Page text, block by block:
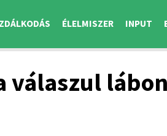
ÉLELMISZER INPUT
válaszul